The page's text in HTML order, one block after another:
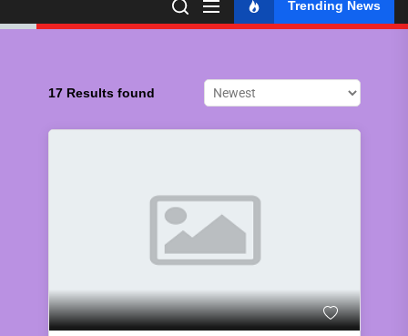
Trending News
17 Results found